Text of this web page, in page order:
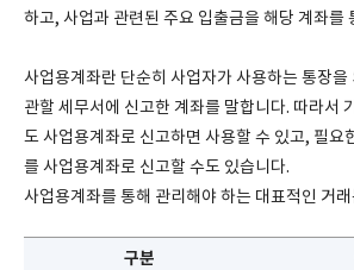
하고, 사업과 관련된 주요 입출금을 해당 계좌를
사업용계좌란 단순히 사업자가 사용하는 통장을
관할 세무서에 신고한 계좌를 말합니다. 따라서
도 사업용계좌로 신고하면 사용할 수 있고, 필요
를 사업용계좌로 신고할 수도 있습니다.
사업용계좌를 통해 관리해야 하는 대표적인 거
구분